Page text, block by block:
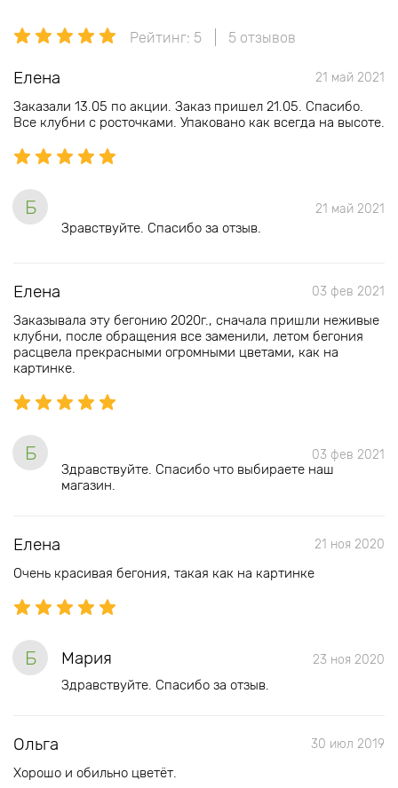
Рейтинг: 5 5 отзывов
Елена 21 май 2021
Заказали 13.05 по акции. Заказ пришел 21.05. Спасибо.
Все клубни с росточками. Упаковано как всегда на высоте.
Б 21 май 2021
Зравствуйте. Спасибо за отзыв.
Елена 03 фев 2021
Заказывала эту бегонию 2020г., сначала пришли неживые
клубни, после обращения все заменили, летом бегония
расцвела прекрасными огромными цветами, как на
картинке.
Б 03 фев 2021
Здравствуйте. Спасибо что выбираете наш
магазин.
Елена 21 ноя 2020
Очень красивая бегония, такая как на картинке
Б Мария 23 ноя 2020
Здравствуйте. Спасибо за отзыв.
Ольга 30 июл 2019
Хорошо и обильно цветёт.